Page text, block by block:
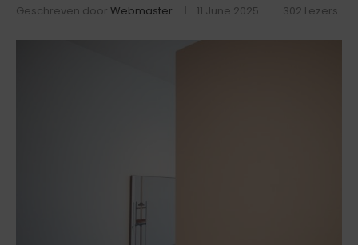
Geschreven door Webmaster 11 June 2025 302 Lezers